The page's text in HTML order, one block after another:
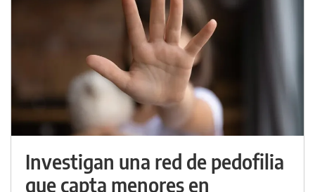
Investigan una red de pedofilia
que capta menores en